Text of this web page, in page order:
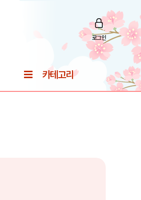
로그인
카테고리